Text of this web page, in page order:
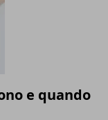
e quando